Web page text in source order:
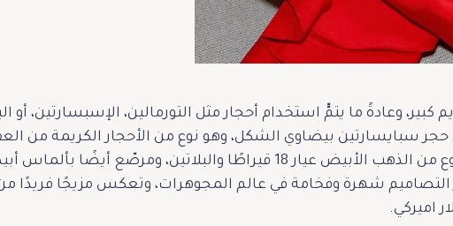
وعادةً ما يتمّّ استخدام أحجار مثل التورمالين، الإسبسارتين، أو
سبايسارتين بيضاوي الشكل، وهو نوع من الأحجار الكريمة من
البرتقالي والبرتقالي الناري والوردي الداكن. مصنوع من الذهب الأبيض عيار 18 قيراطًا
التصاميم شهرة وفخامة في عالم المجوهرات، وتعكس مزيجًا فريدًا من